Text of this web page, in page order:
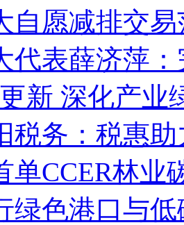
自愿减排交
代表薛济萍
新 深化产业
税务：税惠
单CCER林业
绿色港口与